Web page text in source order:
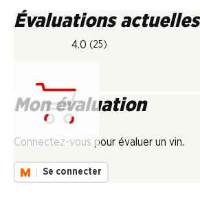
Évaluations actuelles
4.0 (25)
Mon évaluation
Connectez-vous pour évaluer un vin.
Se connecter